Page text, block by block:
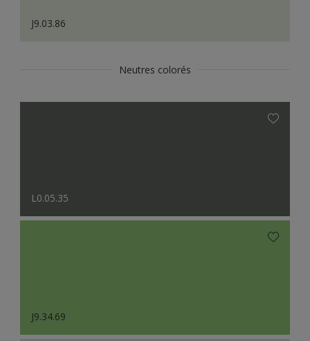
J9.03.86
Neutres colorés
L0.05.35
J9.34.69